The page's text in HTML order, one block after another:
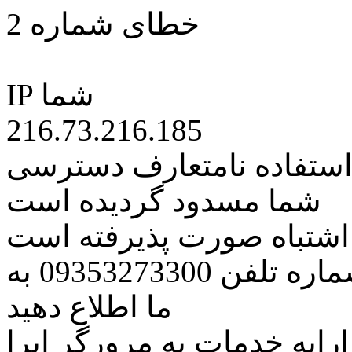
خطای شماره 2
IP شما
216.73.216.185
نامتعارف دسترسی
شما مسدود گردیده است
اشتباه صورت پذیرفته است
مراتب این مسئله را از طریق شماره تلفن 09353273300 به
ما اطلاع دهید
خدمات به مرورگر اپرا